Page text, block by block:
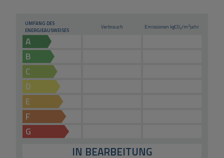
UMFANG DES
ENERGIEAUSWEISES
Verbrauch Emissionen kgCO2/m2jahr
A
B
C
D
E
F
G
IN BEARBEITUNG